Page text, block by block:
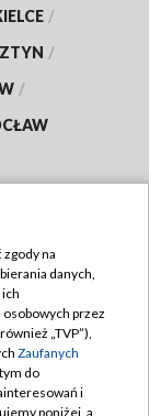
/
/
/
na
danych,
przez
„TVP”),
Zaufanych
do
i
poniżej, a